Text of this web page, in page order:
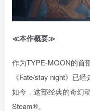
≪本作概要≫
作为TYPE-MOON的首
《Fate/stay night》已经
如今，这部经典的奇幻
Steam®。